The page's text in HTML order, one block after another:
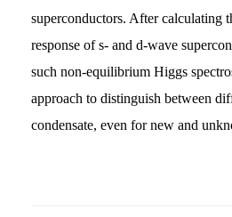
superconductors. After calculating
response ofs- and d-wave
such non-equilibrium Higgs
approach to distinguish between
condensate, even for new and